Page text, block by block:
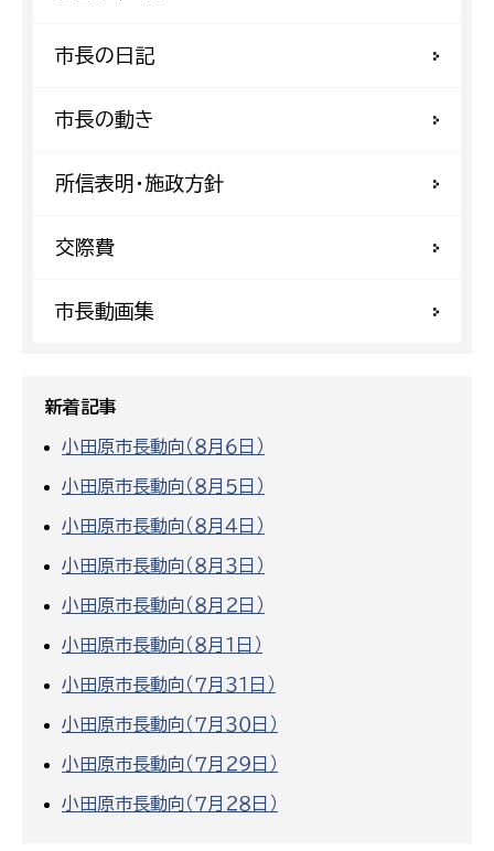
市長の日記
市長の動き
所信表明・施政方針
交際費
市長動画集
新着記事
小田原市長動向（８月６日）
小田原市長動向（８月５日）
小田原市長動向（８月４日）
小田原市長動向（８月３日）
小田原市長動向（８月２日）
小田原市長動向（８月１日）
小田原市長動向（７月３１日）
小田原市長動向（７月３０日）
小田原市長動向（７月２９日）
小田原市長動向（７月２８日）